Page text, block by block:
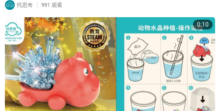
托思奇 | 991 观看
0:10